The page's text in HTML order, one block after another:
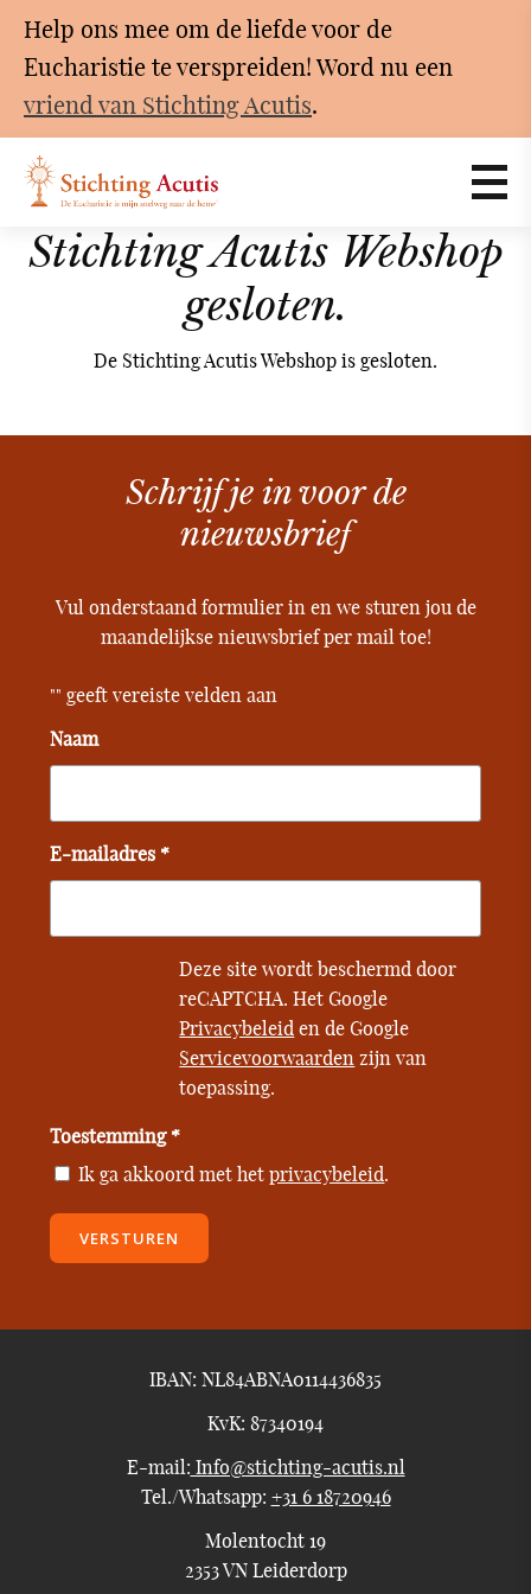
Help ons mee om de liefde voor de
Eucharistie te verspreiden! Word nu een
vriend van Stichting Acutis.
Stichting Acutis Webshop
gesloten.
De Stichting Acutis Webshop is gesloten.
Schrijf je in voor de
nieuwsbrief
Vul onderstaand formulier in en we sturen jou de
maandelijkse nieuwsbrief per mail toe!
"" geeft vereiste velden aan
Naam
E-mailadres *
Deze site wordt beschermd door
reCAPTCHA. Het Google
Privacybeleid en de Google
Servicevoorwaarden zijn van
toepassing.
Toestemming *
Ik ga akkoord met hetprivacybeleid.
VERSTUREN
IBAN: NL84ABNA0114436835
KvK: 87340194
E-mail: Info@stichting-acutis.nl
Tel./Whatsapp: +31 6 18720946
Molentocht 19
2353 VN Leiderdorp